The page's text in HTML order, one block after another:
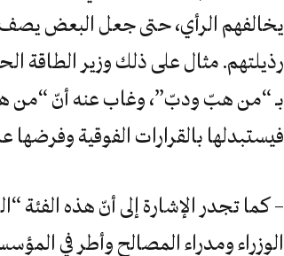
يخالفهم الرأي، حتى جعل البعض يصف
رذيلتهم. مثال على ذلك وزير
بـ “من هبّ ودبّ”، وغاب عنه أنّ “من
فيستبدلها بالقرارات الفوقية
– كما تجدر الإشارة إلى أنّ هذه الفئة
الوزراء ومدراء المصالح وأطر في